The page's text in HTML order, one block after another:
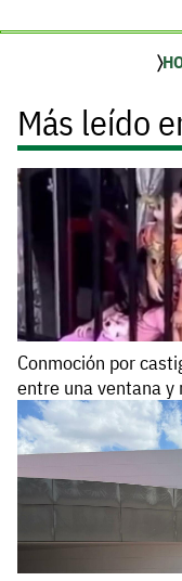
Más leído
Conmoción por
entre una ventana y